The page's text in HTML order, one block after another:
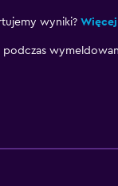
wyniki?
podczas